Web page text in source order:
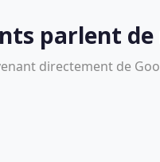
parlent de
directement de